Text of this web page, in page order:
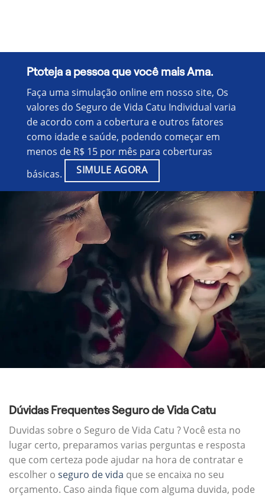
Ptoteja a pessoa que você mais Ama.
Faça uma simulação online em nosso site, Os
valores do Seguro de Vida Catu Individual varia
de acordo com a cobertura e outros fatores
como idade e saúde, podendo começar em
menos de R$ 15 por mês para coberturas
básicas.
SIMULE AGORA
Dúvidas Frequentes Seguro de Vida Catu
Duvidas sobre o Seguro de Vida Catu ? Você esta no
lugar certo, preparamos varias perguntas e resposta
que com certeza pode ajudar na hora de contratar e
escolher o seguro de vida que se encaixa no seu
orçamento. Caso ainda fique com alguma duvida, pode